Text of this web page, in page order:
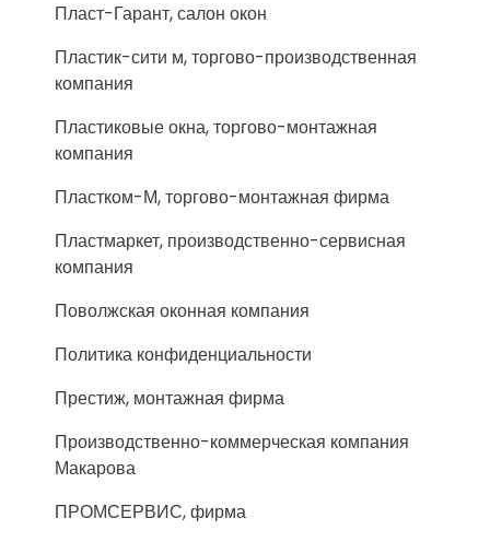
Пласт-Гарант, салон окон
Пластик-сити м, торгово-производственная
компания
Пластиковые окна, торгово-монтажная
компания
Пластком-М, торгово-монтажная фирма
Пластмаркет, производственно-сервисная
компания
Поволжская оконная компания
Политика конфиденциальности
Престиж, монтажная фирма
Производственно-коммерческая компания
Макарова
ПРОМСЕРВИС, фирма